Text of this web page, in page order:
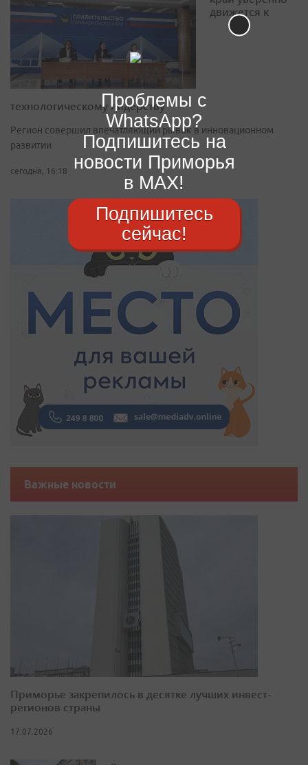
движется к
технологическому лидерству
Регион совершил впечатляющий рывок в инновационном
развитии
сегодня, 16:18
Важные новости
Приморье закрепилось в десятке лучших инвест-
регионов страны
17.07.2026
Проблемы с
WhatsApp?
Подпишитесь на
новости Приморья
в MAX!
Подпишитесь
сейчас!